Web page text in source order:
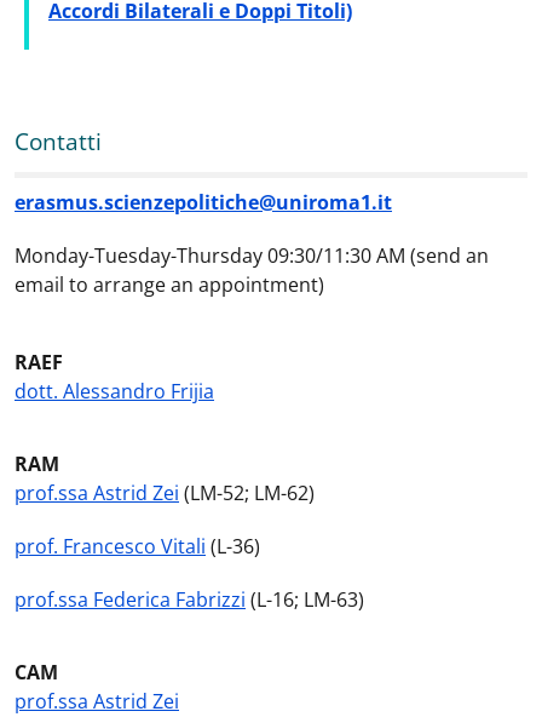
Accordi Bilaterali e Doppi Titoli)
Contatti
erasmus.scienzepolitiche@uniroma1.it
Monday-Tuesday-Thursday 09:30/11:30 AM (send an
email to arrange an appointment)
RAEF
dott. Alessandro Frijia
RAM
prof.ssa Astrid Zei (LM-52; LM-62)
prof. Francesco Vitali (L-36)
prof.ssa Federica Fabrizzi (L-16; LM-63)
CAM
prof.ssa Astrid Zei